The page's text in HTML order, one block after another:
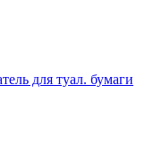
для туал. бумаги